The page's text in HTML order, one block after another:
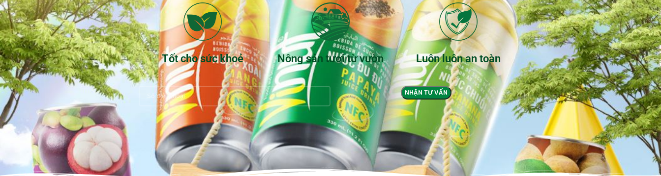
Tốt cho sức khoẻ Nông sản tươi từ vườn Luôn luôn an toàn